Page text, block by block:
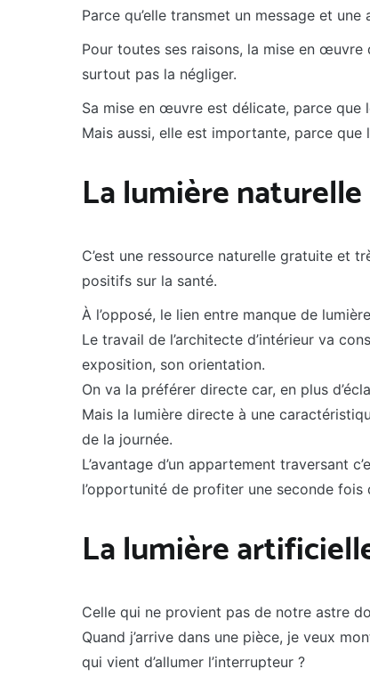
Parce qu’elle transmet un message et
Pour toutes ses raisons, la mise en
surtout pas la négliger.
Sa mise en œuvre est délicate, parce que
Mais aussi, elle est importante, parce
La lumière naturelle
C’est une ressource naturelle gratuite et
positifs sur la santé.
À l’opposé, le lien entre manque de
Le travail de l’architecte d’intérieur va
exposition, son orientation.
On va la préférer directe car, en plus
Mais la lumière directe à une
de la journée.
L’avantage d’un appartement traversant
l’opportunité de profiter une seconde fois
La lumière
Celle qui ne provient pas de notre astre
Quand j’arrive dans une pièce, je veux
qui vient d’allumer l’interrupteur ?